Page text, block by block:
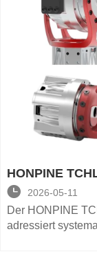
Praxis und
modernen
HONPINE
Aktuator:
 2026-05-11
Der HONPINE
adressiert